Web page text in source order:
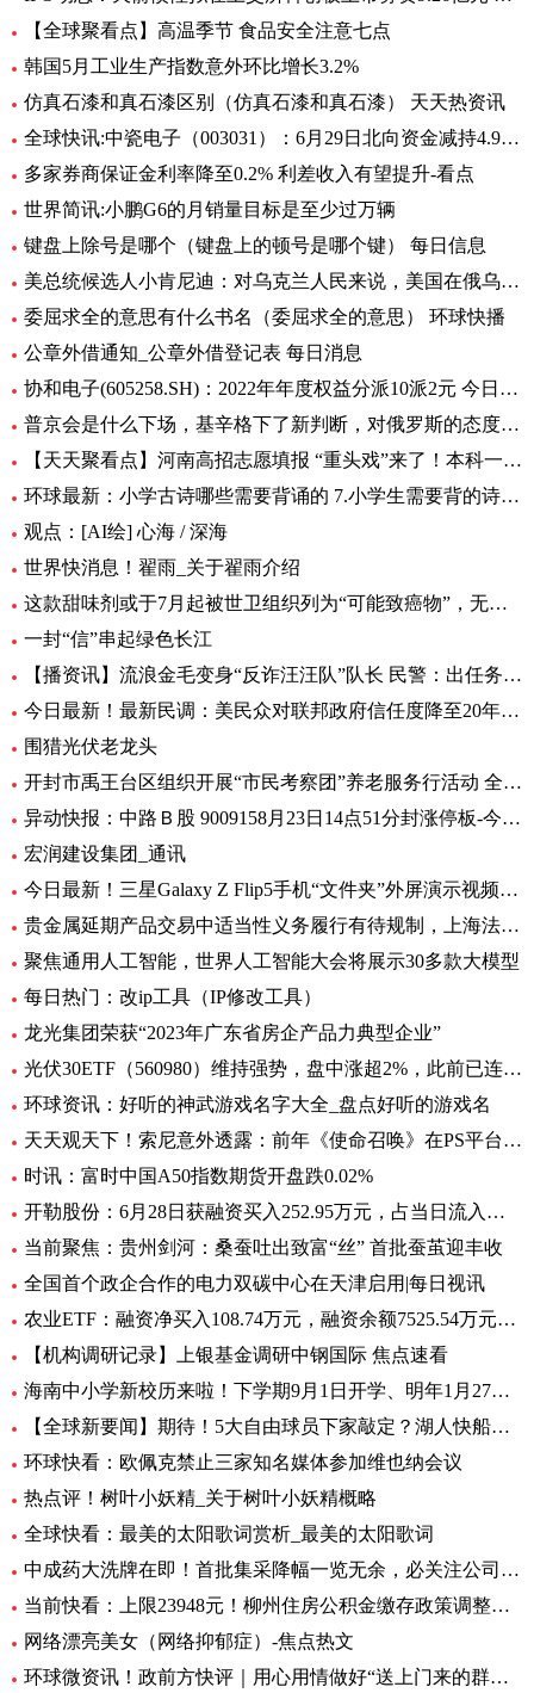
【全球聚看点】高温季节 食品安全注意七点
韩国5月工业生产指数意外环比增长3.2%
仿真石漆和真石漆区别（仿真石漆和真石漆） 天天热资讯
全球快讯:中瓷电子（003031）：6月29日北向资金减持4.95万股
多家券商保证金利率降至0.2% 利差收入有望提升-看点
世界简讯:小鹏G6的月销量目标是至少过万辆
键盘上除号是哪个（键盘上的顿号是哪个键） 每日信息
美总统候选人小肯尼迪：对乌克兰人民来说，美国在俄乌中扮演的角色很糟糕
委屈求全的意思有什么书名（委屈求全的意思） 环球快播
公章外借通知_公章外借登记表 每日消息
协和电子(605258.SH)：2022年年度权益分派10派2元 今日热议
普京会是什么下场，基辛格下了新判断，对俄罗斯的态度完全变了！|全球时快讯
【天天聚看点】河南高招志愿填报 “重头戏”来了！本科一批、二批志愿30日起填报
环球最新：小学古诗哪些需要背诵的 7.小学生需要背的诗词有多少首
观点：[AI绘] 心海 / 深海
世界快消息！翟雨_关于翟雨介绍
这款甜味剂或于7月起被世卫组织列为“可能致癌物”，无糖可乐、口香糖中普遍有它|全球热头条
一封“信”串起绿色长江
【播资讯】流浪金毛变身“反诈汪汪队”队长 民警：出任务都要抢“档期 ”
今日最新！最新民调：美民众对联邦政府信任度降至20年来最低水平
围猎光伏老龙头
开封市禹王台区组织开展“市民考察团”养老服务行活动 全球热消息
异动快报：中路Ｂ股 9009158月23日14点51分封涨停板-今日热搜
宏润建设集团_通讯
今日最新！三星Galaxy Z Flip5手机“文件夹”外屏演示视频曝光
贵金属延期产品交易中适当性义务履行有待规制，上海法院向交易所发出司法建议_每日观察
聚焦通用人工智能，世界人工智能大会将展示30多款大模型
每日热门：改ip工具（IP修改工具）
龙光集团荣获“2023年广东省房企产品力典型企业”
光伏30ETF（560980）维持强势，盘中涨超2%，此前已连升3日，权重股捷佳伟创涨超3%
环球资讯：好听的神武游戏名字大全_盘点好听的游戏名
天天观天下！索尼意外透露：前年《使命召唤》在PS平台创造超8亿美元收入
时讯：富时中国A50指数期货开盘跌0.02%
开勒股份：6月28日获融资买入252.95万元，占当日流入资金比例11.65%-世界即时
当前聚焦：贵州剑河：桑蚕吐出致富“丝” 首批蚕茧迎丰收
全国首个政企合作的电力双碳中心在天津启用|每日视讯
农业ETF：融资净买入108.74万元，融资余额7525.54万元（06-28）
【机构调研记录】上银基金调研中钢国际 焦点速看
海南中小学新校历来啦！下学期9月1日开学、明年1月27日放寒假|观焦点
【全球新要闻】期待！5大自由球员下家敲定？湖人快船或签全明星后卫
环球快看：欧佩克禁止三家知名媒体参加维也纳会议
热点评！树叶小妖精_关于树叶小妖精概略
全球快看：最美的太阳歌词赏析_最美的太阳歌词
中成药大洗牌在即！首批集采降幅一览无余，必关注公司火线全揭秘，投资风险哪里藏？
当前快看：上限23948元！柳州住房公积金缴存政策调整，7月起执行
网络漂亮美女（网络抑郁症）-焦点热文
环球微资讯！政前方快评｜用心用情做好“送上门来的群众工作”